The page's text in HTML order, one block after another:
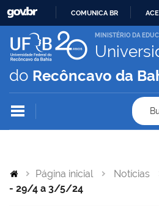
IR
PARA
COMUNICA BR
MINISTÉRIO DA
do Recôncavo da
Página inicial Notícias
- 29/4 a 3/5/24